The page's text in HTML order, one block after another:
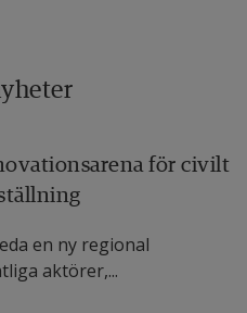
för civilt
en ny regional
aktörer,...